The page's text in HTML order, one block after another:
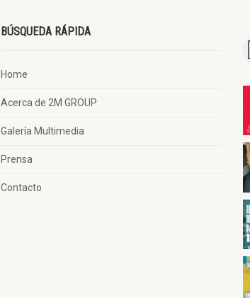
BÚSQUEDA RÁPIDA
Home
Acerca de 2M GROUP
Galería Multimedia
Prensa
Contacto